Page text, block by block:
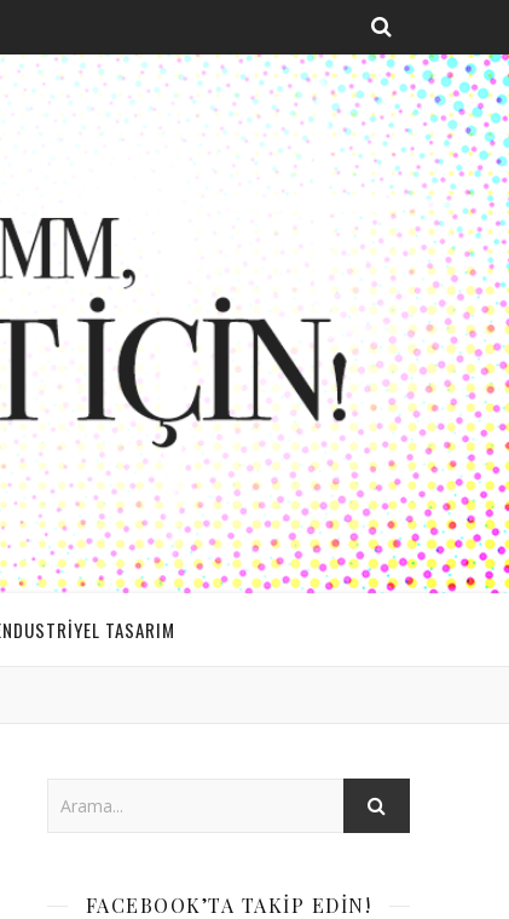
TASARIM
FACEBOOK’TA TAKIP EDIN!